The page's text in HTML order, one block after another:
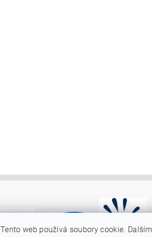
Tento web používá soubory cookie. Dalším